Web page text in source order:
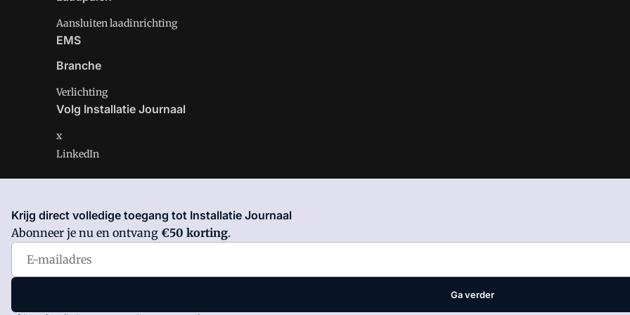
Aansluiten laadinrichting
EMS
Branche
Verlichting
Volg Installatie Journaal
x
LinkedIn
Installatie Journaal is onderdeel van VMN media. Lees in
VoorwaardenenPrivacy en Cookie beleid
Krijg direct volledige toegang tot Installatie Journaal
Abonneer je nu en ontvang €50 korting.
Ga verder